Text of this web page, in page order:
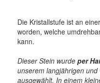
Die Kristallstufe ist an
worden, welche
kann.
Dieser Stein wurde per
unserem langjährigen
ausgewählt. In einem